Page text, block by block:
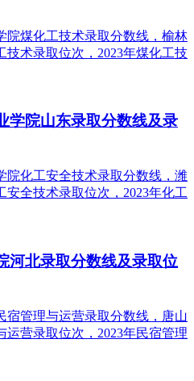
学院山东录取分数线及录
河北录取分数线及录取位